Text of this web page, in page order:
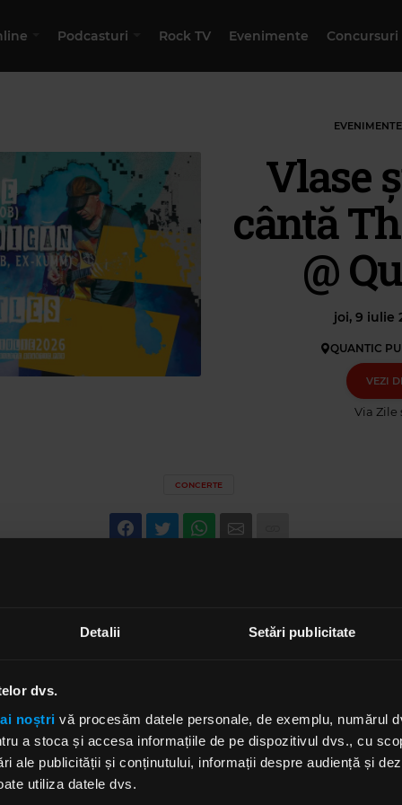
Detalii Setări publicitate
dvs.
noștri vă procesăm datele personale, de exemplu, numărul
a stoca și accesa informațiile de pe dispozitivul dvs., cu
ale publicității și conținutului, informații despre audiență și
utiliza datele dvs.
Podcasturi Rock TV Evenimente Concursuri
Vlase
cântă
@
joi, 9 iulie
QUANTIC
VEZI
Via Zile
CONCERTE